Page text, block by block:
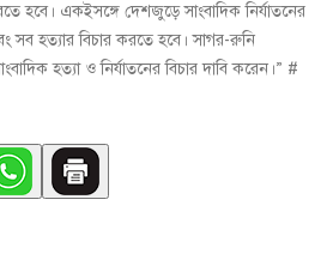
হবে। একইসঙ্গে দেশজুড়ে সাংবাদিক নির্যাতনের
হত্যার বিচার করতে হবে। সাগর-রুনি
হত্যা ও নির্যাতনের বিচার দাবি করেন।” #